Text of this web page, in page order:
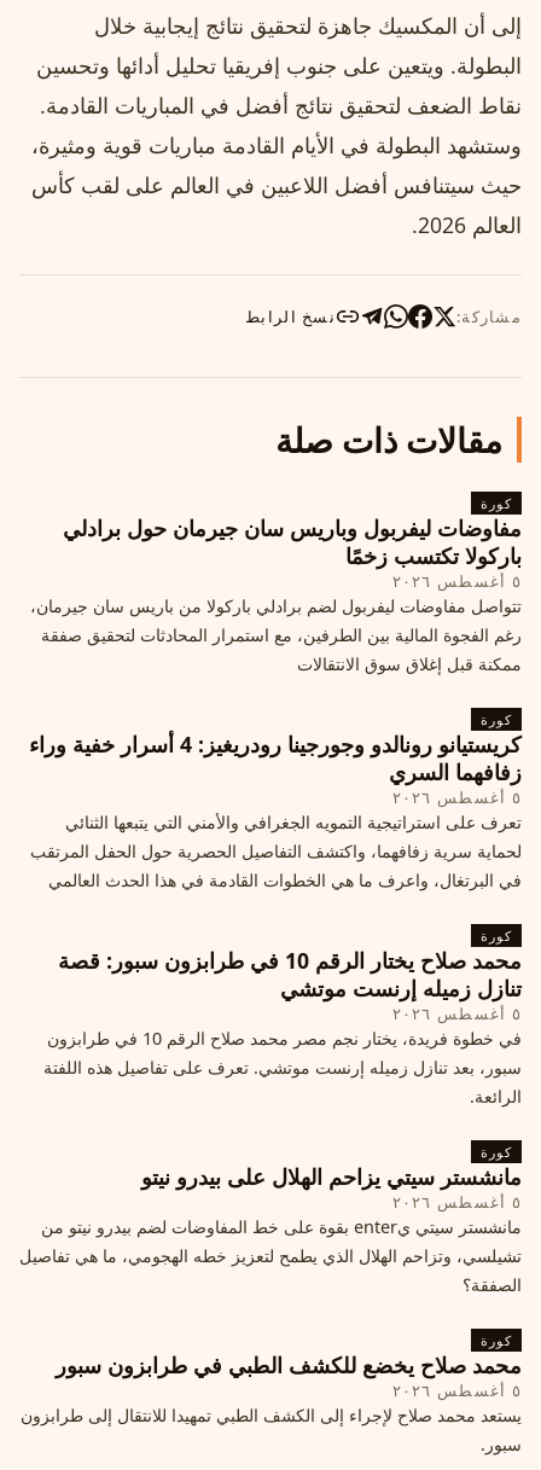
إلى أن المكسيك جاهزة لتحقيق نتائج إيجابية خلال
البطولة. ويتعين على جنوب إفريقيا تحليل أدائها وتحسين
نقاط الضعف لتحقيق نتائج أفضل في المباريات القادمة.
وستشهد البطولة في الأيام القادمة مباريات قوية ومثيرة،
حيث سيتنافس أفضل اللاعبين في العالم على لقب كأس
العالم 2026.
مشاركة: نسخ الرابط
مقالات ذات صلة
كورة
مفاوضات ليفربول وباريس سان جيرمان حول برادلي
باركولا تكتسب زخمًا
٥ أغسطس ٢٠٢٦
تتواصل مفاوضات ليفربول لضم برادلي باركولا من باريس سان جيرمان،
رغم الفجوة المالية بين الطرفين، مع استمرار المحادثات لتحقيق صفقة
ممكنة قبل إغلاق سوق الانتقالات
كورة
كريستيانو رونالدو وجورجينا رودريغيز: 4 أسرار خفية وراء
زفافهما السري
٥ أغسطس ٢٠٢٦
تعرف على استراتيجية التمويه الجغرافي والأمني التي يتبعها الثنائي
لحماية سرية زفافهما، واكتشف التفاصيل الحصرية حول الحفل المرتقب
في البرتغال، واعرف ما هي الخطوات القادمة في هذا الحدث العالمي
كورة
محمد صلاح يختار الرقم 10 في طرابزون سبور: قصة
تنازل زميله إرنست موتشي
٥ أغسطس ٢٠٢٦
في خطوة فريدة، يختار نجم مصر محمد صلاح الرقم 10 في طرابزون
سبور، بعد تنازل زميله إرنست موتشي. تعرف على تفاصيل هذه اللفتة
الرائعة.
كورة
مانشستر سيتي يزاحم الهلال على بيدرو نيتو
٥ أغسطس ٢٠٢٦
مانشستر سيتي يenter بقوة على خط المفاوضات لضم بيدرو نيتو من
تشيلسي، وتزاحم الهلال الذي يطمح لتعزيز خطه الهجومي، ما هي تفاصيل
الصفقة؟
كورة
محمد صلاح يخضع للكشف الطبي في طرابزون سبور
٥ أغسطس ٢٠٢٦
يستعد محمد صلاح لإجراء إلى الكشف الطبي تمهيدا للانتقال إلى طرابزون
سبور.